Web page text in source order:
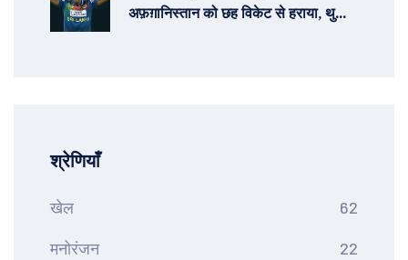
अफ़ग़ानिस्तान को छह विकेट से हराया, थुशारा
श्रेणियाँ
खेल 62
मनोरंजन 22